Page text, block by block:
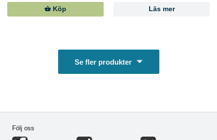
Köp Läs mer
Se fler produkter
Följ oss